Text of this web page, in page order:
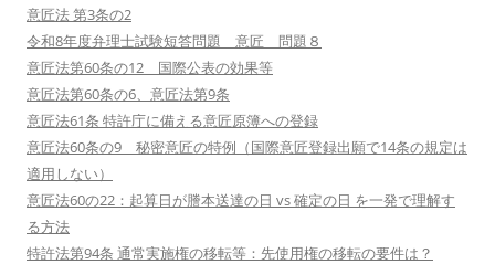
意匠法 第3条の2
令和8年度弁理士試験短答問題 意匠 問題８
意匠法第60条の12 国際公表の効果等
意匠法第60条の6、意匠法第9条
意匠法61条 特許庁に備える意匠原簿への登録
意匠法60条の9 秘密意匠の特例（国際意匠登録出願で14条の規定は
適用しない）
意匠法60の22：起算日が謄本送達の日 vs 確定の日 を一発で理解す
る方法
特許法第94条 通常実施権の移転等：先使用権の移転の要件は？